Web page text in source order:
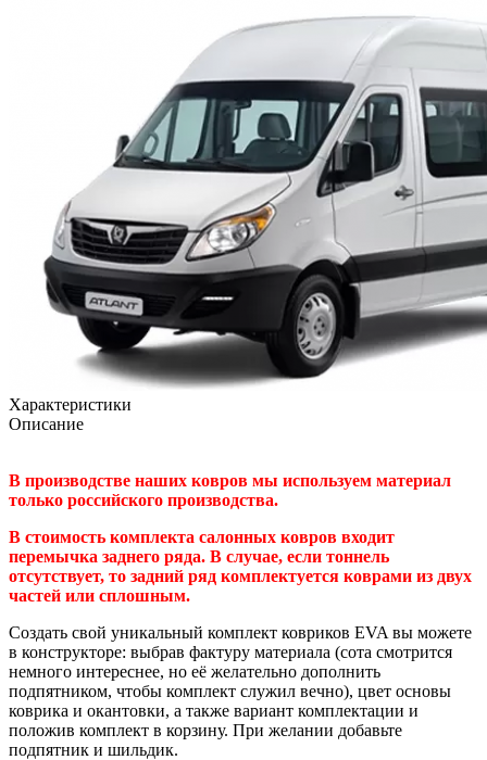
Характеристики
Описание
В производстве наших ковров мы используем материал
только российского производства.
В стоимость комплекта салонных ковров входит
перемычка заднего ряда. В случае, если тоннель
отсутствует, то задний ряд комплектуется коврами из двух
частей или сплошным.
Создать свой уникальный комплект ковриков EVA вы можете
в конструкторе: выбрав фактуру материала (сота смотрится
немного интереснее, но её желательно дополнить
подпятником, чтобы комплект служил вечно), цвет основы
коврика и окантовки, а также вариант комплектации и
положив комплект в корзину. При желании добавьте
подпятник и шильдик.